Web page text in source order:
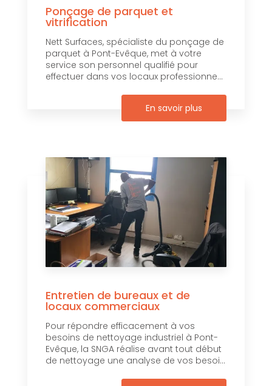
Ponçage de parquet et
vitrification
Nett Surfaces, spécialiste du ponçage de
parquet à Pont-Evêque, met à votre
service son personnel qualifié pour
effectuer dans vos locaux professionne...
En savoir plus
Entretien de bureaux et de
locaux commerciaux
Pour répondre efficacement à vos
besoins de nettoyage industriel à Pont-
Evêque, la SNGA réalise avant tout début
de nettoyage une analyse de vos besoi...